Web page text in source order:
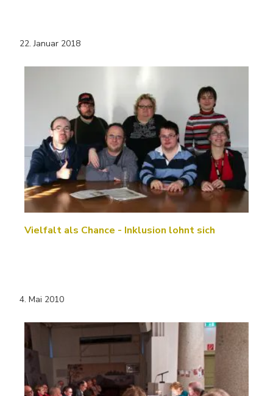
22. Januar 2018
Vielfalt als Chance - Inklusion lohnt sich
4. Mai 2010